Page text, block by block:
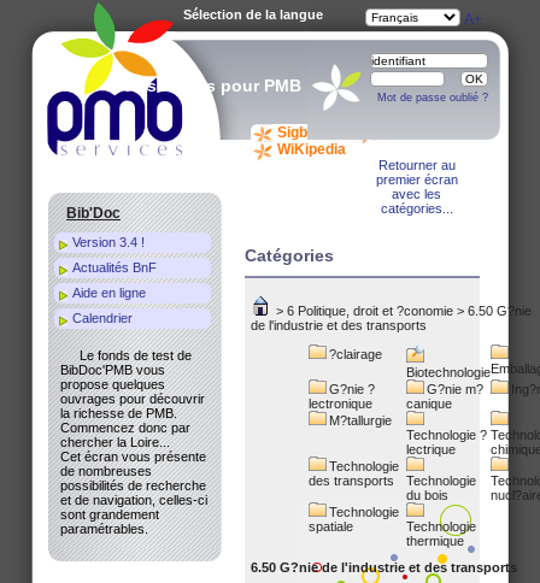
Sigb.Net
WiKipedia
Des services pour PMB
Retourner au
premier écran
avec les
catégories...
Catégories
> 6 Politique, droit et ?conomie > 6.50 G?nie
de l'industrie et des transports
?clairage
Biotechnologie
G?nie ?
lectronique
G?nie m?
canique
M?tallurgie
Technologie ?
lectrique
Technologie
des transports
Technologie
du bois
Technologie
spatiale
Technologie
thermique
6.50 G?nie de l'industrie et des transports
Bib'Doc
Version 3.4 !
Actualités BnF
Aide en ligne
Calendrier
Le fonds de test de
BibDoc'PMB vous
propose quelques
ouvrages pour découvrir
la richesse de PMB.
Commencez donc par
chercher la Loire...
Cet écran vous présente
de nombreuses
possibilités de recherche
et de navigation, celles-ci
sont grandement
paramétrables.
A A+
Sélection de la langue
Mot de passe oublié ?